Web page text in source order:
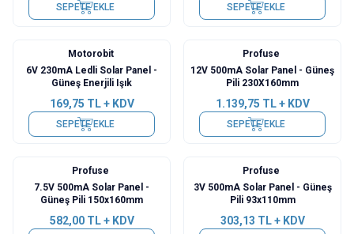
SEPETE EKLE SEPETE EKLE
Motorobit
6V 230mA Ledli Solar Panel -
Güneş Enerjili Işık
169,75 TL + KDV
SEPETE EKLE
Profuse
12V 500mA Solar Panel - Güneş
Pili 230X160mm
1.139,75 TL + KDV
SEPETE EKLE
Profuse
7.5V 500mA Solar Panel -
Güneş Pili 150x160mm
582,00TL + KDV
Profuse
3V 500mA Solar Panel - Güneş
Pili 93x110mm
303,13 TL + KDV